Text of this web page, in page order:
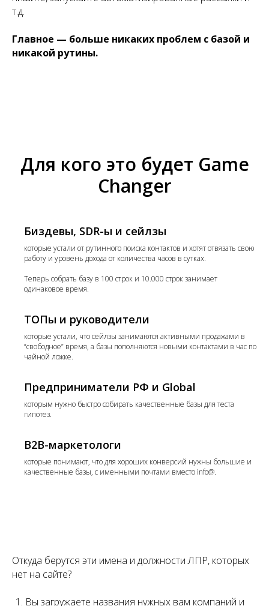
т.д.
Главное — больше никаких проблем с базой и
никакой рутины.
Для кого это будет Game
Changer
Биздевы, SDR-ы и сейлзы
которые устали от рутинного поиска контактов и хотят отвязать свою
работу и уровень дохода от количества часов в сутках.
Теперь собрать базу в 100 строк и 10.000 строк занимает
одинаковое время.
ТОПы и руководители
которые устали, что сейлзы занимаются активными продажами в
“свободное” время, а базы пополняются новыми контактами в час по
чайной ложке.
Предприниматели РФ и Global
которым нужно быстро собирать качественные базы для теста
гипотез.
B2B-маркетологи
которые понимают, что для хороших конверсий нужны большие и
качественные базы, с именными почтами вместо info@.
Откуда берутся эти имена и должности ЛПР, которых
нет на сайте?
Вы загружаете названия нужных вам компаний и